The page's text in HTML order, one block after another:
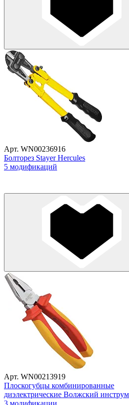
Арт. WN00236916
Болторез Stayer Hercules
5 модификаций
Арт. WN00213919
Плоскогубцы комбинированные
диэлектрические Волжский
3 модификации